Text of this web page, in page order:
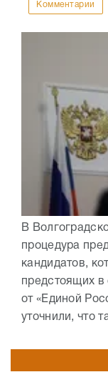
Комментарии
В
процедура
кандидатов,
предстоящих в
от «Единой
уточнили, что